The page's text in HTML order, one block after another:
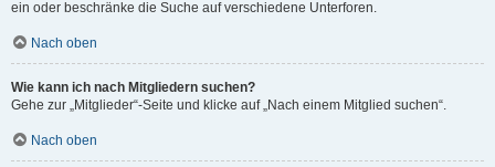
ein oder beschränke die Suche auf verschiedene Unterforen.
Nach oben
Wie kann ich nach Mitgliedern suchen?
Gehe zur „Mitglieder“-Seite und klicke auf „Nach einem Mitglied suchen“.
Nach oben